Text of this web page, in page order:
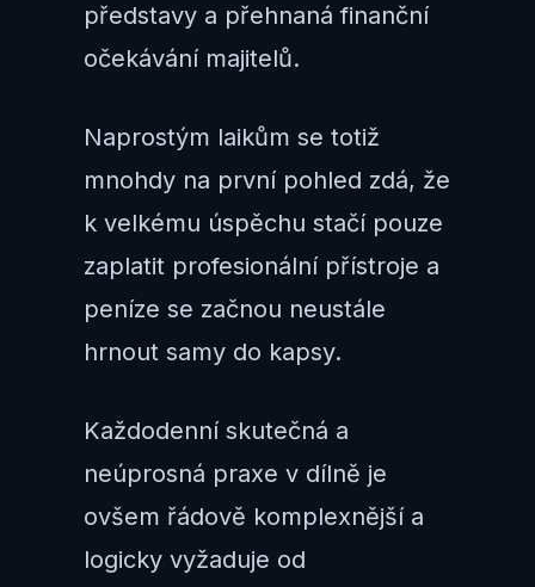
představy a přehnaná finanční
očekávání majitelů.
Naprostým laikům se totiž
mnohdy na první pohled zdá, že
k velkému úspěchu stačí pouze
zaplatit profesionální přístroje a
peníze se začnou neustále
hrnout samy do kapsy.
Každodenní skutečná a
neúprosná praxe v dílně je
ovšem řádově komplexnější a
logicky vyžaduje od